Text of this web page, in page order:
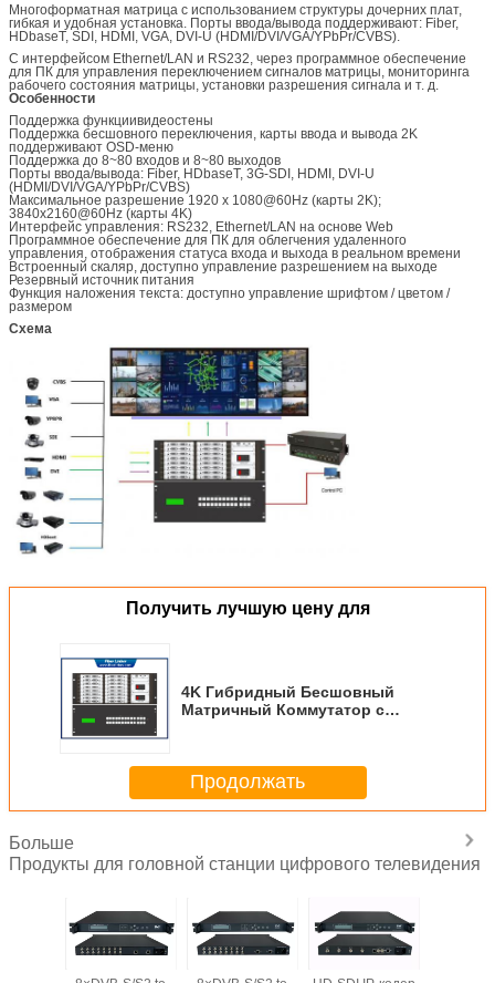
Многоформатная матрица с использованием структуры дочерних плат,
гибкая и удобная установка. Порты ввода/вывода поддерживают: Fiber,
HDbaseT, SDI, HDMI, VGA, DVI-U (HDMI/DVI/VGA/YPbPr/CVBS).
С интерфейсом Ethernet/LAN и RS232, через программное обеспечение
для ПК для управления переключением сигналов матрицы, мониторинга
рабочего состояния матрицы, установки разрешения сигнала и т. д.
Особенности
Поддержка функциивидеостены
Поддержка бесшовного переключения, карты ввода и вывода 2K
поддерживают OSD-меню
Поддержка до 8~80 входов и 8~80 выходов
Порты ввода/вывода: Fiber, HDbaseT, 3G-SDI, HDMI, DVI-U
(HDMI/DVI/VGA/YPbPr/CVBS)
Максимальное разрешение 1920 x 1080@60Hz (карты 2K);
3840x2160@60Hz (карты 4K)
Интерфейс управления: RS232, Ethernet/LAN на основе Web
Программное обеспечение для ПК для облегчения удаленного
управления, отображения статуса входа и выхода в реальном времени
Встроенный скаляр, доступно управление разрешением на выходе
Резервный источник питания
Функция наложения текста: доступно управление шрифтом / цветом /
размером
Схема
Получить лучшую цену для
4K Гибридный Бесшовный
Матричный Коммутатор с
Продолжать
Больше
Продукты для головной станции цифрового телевидения